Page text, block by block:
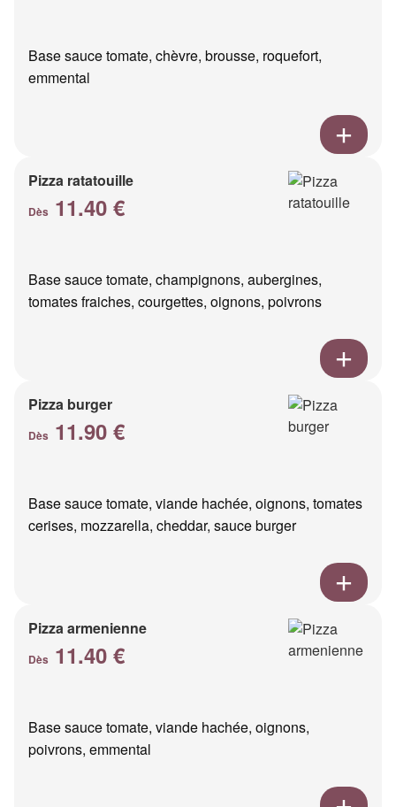
Base sauce tomate, chèvre, brousse, roquefort,
emmental
Pizza ratatouille
Dès 11.40 €
Base sauce tomate, champignons, aubergines,
tomates fraiches, courgettes, oignons, poivrons
Pizza burger
Dès 11.90 €
Base sauce tomate, viande hachée, oignons, tomates
cerises, mozzarella, cheddar, sauce burger
Pizza armenienne
Dès 11.40 €
Base sauce tomate, viande hachée, oignons,
poivrons, emmental